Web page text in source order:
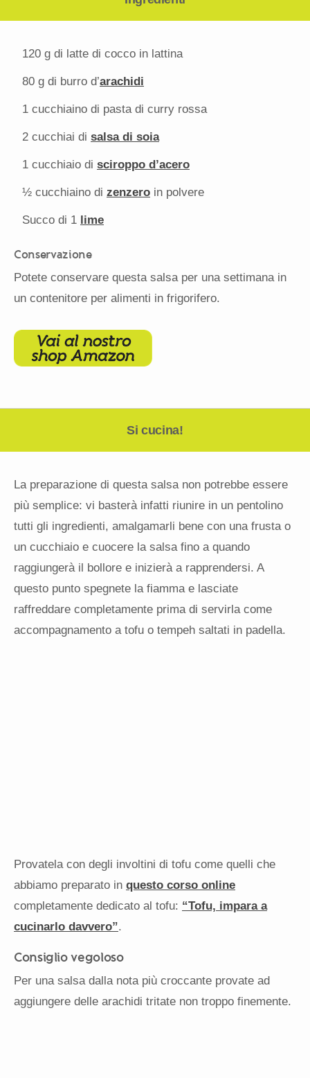
120 g di latte di cocco in lattina
80 g di burro d’arachidi
1 cucchiaino di pasta di curry rossa
2 cucchiai di salsa di soia
1 cucchiaio di sciroppo d’acero
½ cucchiaino di zenzero in polvere
Succo di 1 lime
Conservazione
Potete conservare questa salsa per una settimana in
un contenitore per alimenti in frigorifero.
Si cucina!
La preparazione di questa salsa non potrebbe essere
più semplice: vi basterà infatti riunire in un pentolino
tutti gli ingredienti, amalgamarli bene con una frusta o
un cucchiaio e cuocere la salsa fino a quando
raggiungerà il bollore e inizierà a rapprendersi. A
questo punto spegnete la fiamma e lasciate
raffreddare completamente prima di servirla come
accompagnamento a tofu o tempeh saltati in padella.
Provatela con degli involtini di tofu come quelli che
abbiamo preparato in questo corso online
completamente dedicato al tofu: “Tofu, impara a
cucinarlo davvero”.
Consiglio vegoloso
Per una salsa dalla nota più croccante provate ad
aggiungere delle arachidi tritate non troppo finemente.